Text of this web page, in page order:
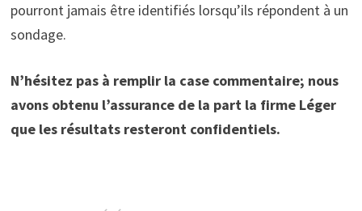
pourront jamais être identifiés lorsqu’ils répondent à un
sondage.
N’hésitez pas à remplir la case commentaire; nous
avons obtenu l’assurance de la part la firme Léger
que les résultats resteront confidentiels.